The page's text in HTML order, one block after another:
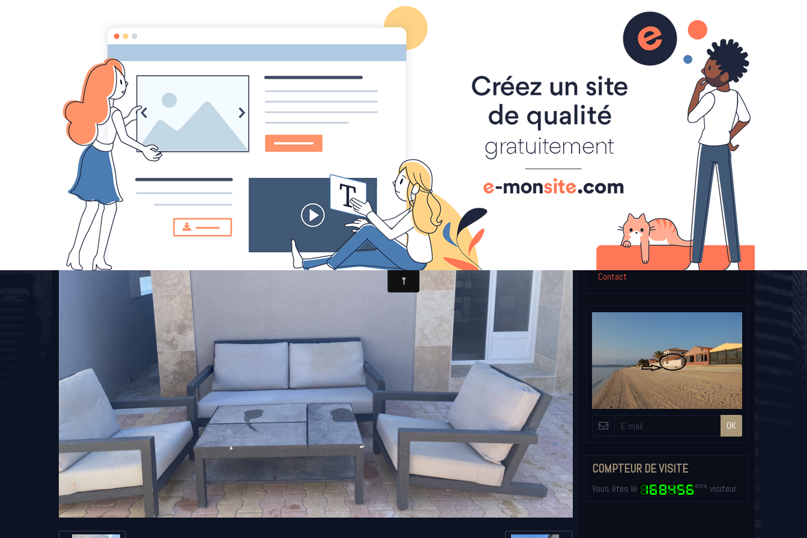
ACCUEIL CONTACT Maison Raffellini
Location d'appartements en bord de mer - 83400 la capte
LIVRE D'OR
Album Img 2087
Img 2087
NOS APPARTEMENTS
Présentation
Appt "Mr brun"
Appt Brun Tarifs & Dispo 2026
Appt Emma Tarifs & Dispo 2026
Coordonnées
FORMULAIRES DE CONTACT
Contact
OK
COMPTEUR DE VISITE
Vous êtes le ème visiteur